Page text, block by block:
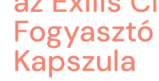
Fogyasztó
Kapszula